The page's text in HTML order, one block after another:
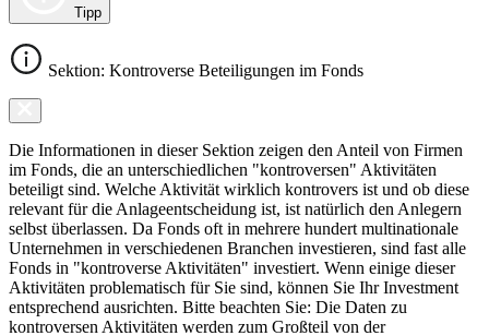
Tipp
Sektion: Kontroverse Beteiligungen im Fonds
Die Informationen in dieser Sektion zeigen den Anteil von Firmen
im Fonds, die an unterschiedlichen "kontroversen" Aktivitäten
beteiligt sind. Welche Aktivität wirklich kontrovers ist und ob diese
relevant für die Anlageentscheidung ist, ist natürlich den Anlegern
selbst überlassen. Da Fonds oft in mehrere hundert multinationale
Unternehmen in verschiedenen Branchen investieren, sind fast alle
Fonds in "kontroverse Aktivitäten" investiert. Wenn einige dieser
Aktivitäten problematisch für Sie sind, können Sie Ihr Investment
entsprechend ausrichten. Bitte beachten Sie: Die Daten zu
kontroversen Aktivitäten werden zum Großteil von der